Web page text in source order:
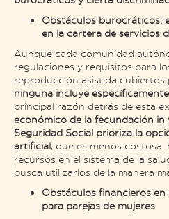
Obstáculos burocráticos:
en la cartera de servicios
Aunque cada comunidad
regulaciones y requisitos para
reproducción asistida cubiertos
ninguna incluye
principal razón detrás de esta
económico de la fecundación in
Seguridad Social prioriza la
artificial, que es menos costosa.
recursos en el sistema de la
busca utilizarlos de la manera
Obstáculos financieros en
para parejas de mujeres